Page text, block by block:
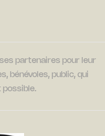
partenaires pour leur
bénévoles, public, qui
possible.